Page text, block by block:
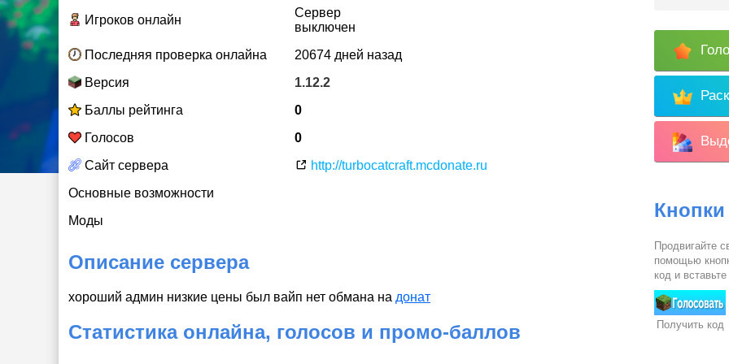
Игроков онлайн
Сервер
выключен
Последняя проверка онлайна
20674 дней назад
Версия
1.12.2
Баллы рейтинга
0
Голосов
0
Сайт сервера
http://turbocatcraft.mcdonate.ru
Основные возможности
Моды
Описание сервера
хороший админ низкие цены был вайп нет обмана на донат
Статистика онлайна, голосов и промо-баллов
Кнопки
Продвигайте
помощью
код и
Получить код